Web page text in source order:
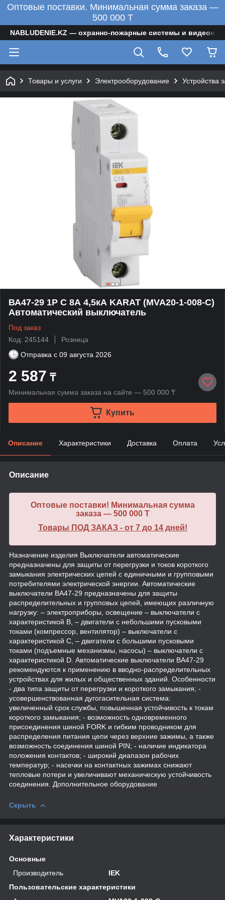
Оптовые поставки. Минимальная сумма заказа —
500 000 T
NABLUDENIE.KZ — охранно-пожарные системы и
Товары и услуги Электрооборудование Устройства
ВА47-29 1P C 8А 4,5кА KARAT (MVA20-1-008-C)
Автоматический выключатель
Под заказ
Код: 245144
Розница
Отправка с 09 августа 2026
2 587 ₸
Минимальная сумма заказа на сайте — 500 000 ₸
Купить
Описание Характеристики Доставка Оплата
Описание
Оптовые поставки! Минимальная сумма
заказа — 500 000 T
Товары ПОД ЗАКАЗ - от 7 до 14 дней!
Назначение изделия Выключатели автоматические
предназначены для защиты от перегрузки и токов короткого
замыкания электрических цепей с единичными и групповыми
потребителями электрической энергии. Автоматические
выключатели ВА47-29 предназначены для защиты
распределительных и групповых цепей, имеющих различную
нагрузку: – электроприборы, освещение – выключатели с
характеристикой В, – двигатели с небольшими пусковыми
токами (компрессор, вентилятор) – выключатели с
характеристикой C, – двигатели с большими пусковыми
токами (подъемные механизмы, насосы) – выключатели с
характеристикой D. Автоматические выключатели ВА47-29
рекомендуются к применению в вводно-распределительных
устройствах для жилых и общественных зданий. Особенности
- два типа защиты от перегрузки и короткого замыкания; -
усовершенствованная дугогасительная система:
увеличенный срок службы, повышенная устойчивость к токам
короткого замыкания; - возможность одновременного
присоединения шиной FORK и гибким проводником для
распределения питания цепи через верхние зажимы, а также
возможность соединения шиной PIN; - наличие индикатора
положения контактов; - широкий диапазон рабочих
температур; - насечки на контактных зажимах снижают
тепловые потери и увеличивают механическую устойчивость
соединения. Дополнительное оборудование
Скрыть
Характеристики
Основные
Производитель
IEK
Пользовательские характеристики